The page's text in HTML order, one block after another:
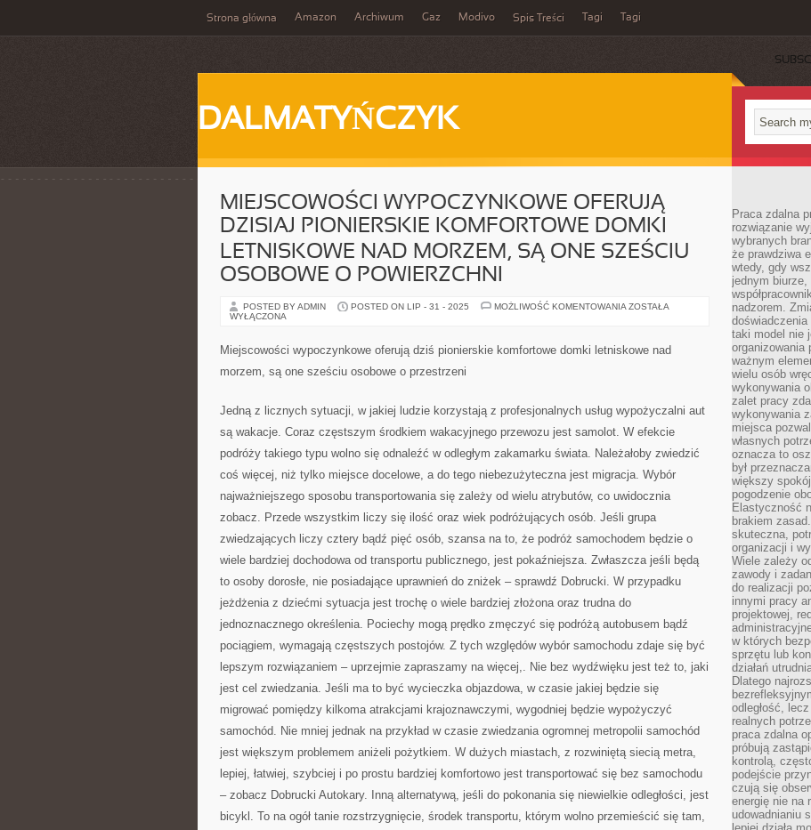
Strona główna Amazon Archiwum Gaz Modivo Spis Treści Tagi Tagi
DALMATYŃCZYK
MIEJSCOWOŚCI WYPOCZYNKOWE OFERUJĄ
DZISIAJ PIONIERSKIE KOMFORTOWE DOMKI
LETNISKOWE NAD MORZEM, SĄ ONE SZEŚCIU
OSOBOWE O POWIERZCHNI
POSTED BY ADMIN POSTED ON LIP - 31 - 2025 MOŻLIWOŚĆ KOMENTOWANIA MIEJSCOWOŚCI
PIONIERSKIE
KOMFORTOWE
ONE
OSOBOWE
POWIERZCHNI
ZOSTAŁA
WYŁĄCZONA
Miejscowości wypoczynkowe oferują dziś pionierskie komfortowe domki letniskowe nad
morzem, są one sześciu osobowe o przestrzeni
Jedną z licznych sytuacji, w jakiej ludzie korzystają z profesjonalnych usług wypożyczalni aut
są wakacje. Coraz częstszym środkiem wakacyjnego przewozu jest samolot. W efekcie
podróży takiego typu wolno się odnaleźć w odległym zakamarku świata. Należałoby zwiedzić
coś więcej, niż tylko miejsce docelowe, a do tego niebezużyteczna jest migracja. Wybór
najważniejszego sposobu transportowania się zależy od wielu atrybutów, co uwidocznia
zobacz. Przede wszystkim liczy się ilość oraz wiek podróżujących osób. Jeśli grupa
zwiedzających liczy cztery bądź pięć osób, szansa na to, że podróż samochodem będzie o
wiele bardziej dochodowa od transportu publicznego, jest pokaźniejsza. Zwłaszcza jeśli będą
to osoby dorosłe, nie posiadające uprawnień do zniżek – sprawdź Dobrucki. W przypadku
jeżdżenia z dziećmi sytuacja jest trochę o wiele bardziej złożona oraz trudna do
jednoznacznego określenia. Pociechy mogą prędko zmęczyć się podróżą autobusem bądź
pociągiem, wymagają częstszych postojów. Z tych względów wybór samochodu zdaje się być
lepszym rozwiązaniem – uprzejmie zapraszamy na więcej,. Nie bez wydźwięku jest też to, jaki
jest cel zwiedzania. Jeśli ma to być wycieczka objazdowa, w czasie jakiej będzie się
migrować pomiędzy kilkoma atrakcjami krajoznawczymi, wygodniej będzie wypożyczyć
samochód. Nie mniej jednak na przykład w czasie zwiedzania ogromnej metropolii samochód
jest większym problemem aniżeli pożytkiem. W dużych miastach, z rozwiniętą siecią metra,
lepiej, łatwiej, szybciej i po prostu bardziej komfortowo jest transportować się bez samochodu
– zobacz Dobrucki Autokary. Inną alternatywą, jeśli do pokonania się niewielkie odległości, jest
bicykl. To na ogół tanie rozstrzygnięcie, środek transportu, którym wolno przemieścić się tam,
Praca zdalna
rozwiązanie
wybranych
że prawdziwa
wtedy, gdy
jednym
nadzorem.
taki model nie
organizowania
ważnym
wielu osób
wykonywania
zalet pracy
wykonywania
miejsca
własnych
oznacza to
był
większy
pogodzenie
Elastyczność
brakiem
skuteczna,
organizacji i
Wiele zależy
zawody i
do realizacji
innymi pracy
projektowej,
w których
sprzętu lub
działań
Dlatego
odległość,
realnych
praca zdalna
próbują
kontrolą,
podejście
czują się
energię nie na
udowadnianiu